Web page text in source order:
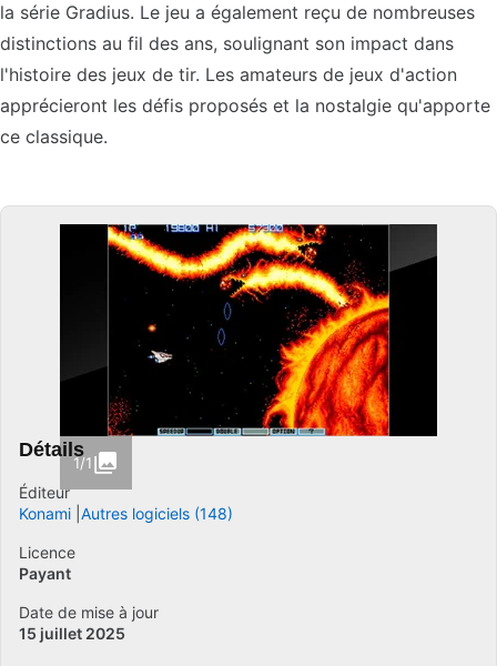
la série Gradius. Le jeu a également reçu de nombreuses
distinctions au fil des ans, soulignant son impact dans
l'histoire des jeux de tir. Les amateurs de jeux d'action
apprécieront les défis proposés et la nostalgie qu'apporte
ce classique.
1/1
Détails
Éditeur
Konami Autres logiciels (148)
Licence
Payant
Date de mise à jour
15 juillet 2025